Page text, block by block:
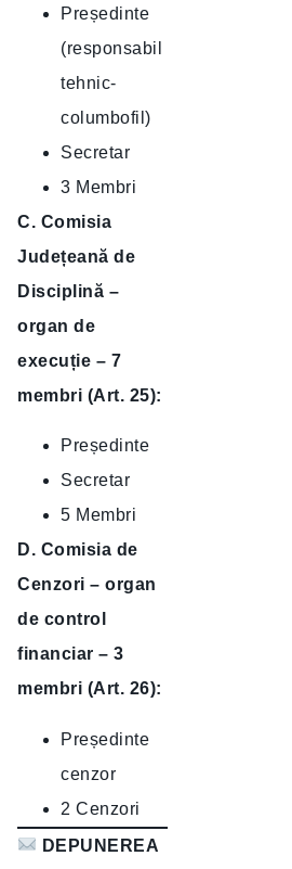
Președinte
(responsabil
tehnic-
columbofil)
Secretar
3 Membri
C. Comisia
Județeană de
Disciplină –
organ de
execuție – 7
membri (Art. 25):
Președinte
Secretar
5 Membri
D. Comisia de
Cenzori – organ
de control
financiar – 3
membri (Art. 26):
Președinte
cenzor
2 Cenzori
DEPUNEREA